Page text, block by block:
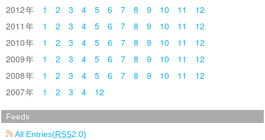
2012
1 2 3 4 5 6 7 8 9 10 11
12
2011
1 2 3 4 5 6 7 8 9 10 11
12
2010
1 2 3 4 5 6 7 8 9 10 11
12
2009
1 2 3 4 5 6 7 8 9 10 11
12
2008
1 2 3 4 5 6 7 8 9 10 11
12
2007
1 2 3 4 12
Feeds
All Entries(RSS2.0)